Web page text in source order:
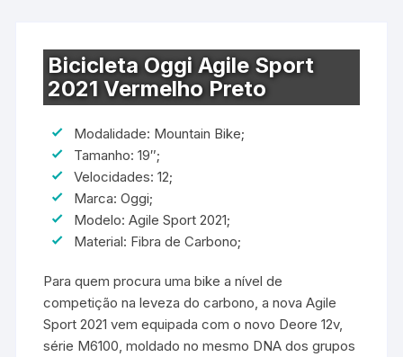
Bicicleta Oggi Agile Sport
2021 Vermelho Preto
Modalidade: Mountain Bike;
Tamanho: 19″;
Velocidades: 12;
Marca: Oggi;
Modelo: Agile Sport 2021;
Material: Fibra de Carbono;
Para quem procura uma bike a nível de
competição na leveza do carbono, a nova Agile
Sport 2021 vem equipada com o novo Deore 12v,
série M6100, moldado no mesmo DNA dos grupos